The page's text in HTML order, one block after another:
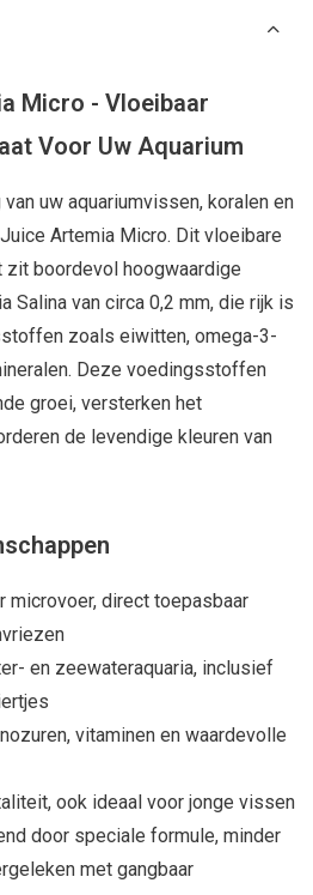
Micro - Vloeibaar
Voor Uw Aquarium
uw aquariumvissen, koralen en
Artemia Micro. Dit vloeibare
zit boordevol hoogwaardige
Salina van circa 0,2 mm, die rijk is
zoals eiwitten, omega-3-
Deze voedingsstoffen
groei, versterken het
de levendige kleuren van
microvoer, direct toepasbaar
en zeewateraquaria, inclusief
vitaminen en waardevolle
ook ideaal voor jonge vissen
door speciale formule, minder
met gangbaar